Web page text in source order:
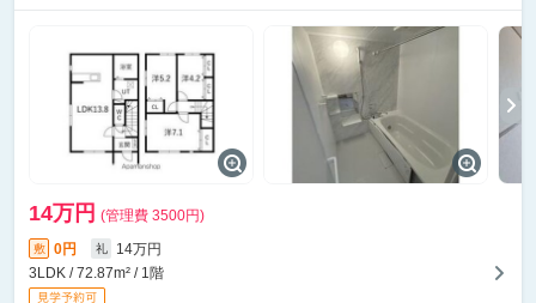
14万円 (管理費 3500円)
敷 0円 礼
14万円
3LDK / 72.87m² / 1階